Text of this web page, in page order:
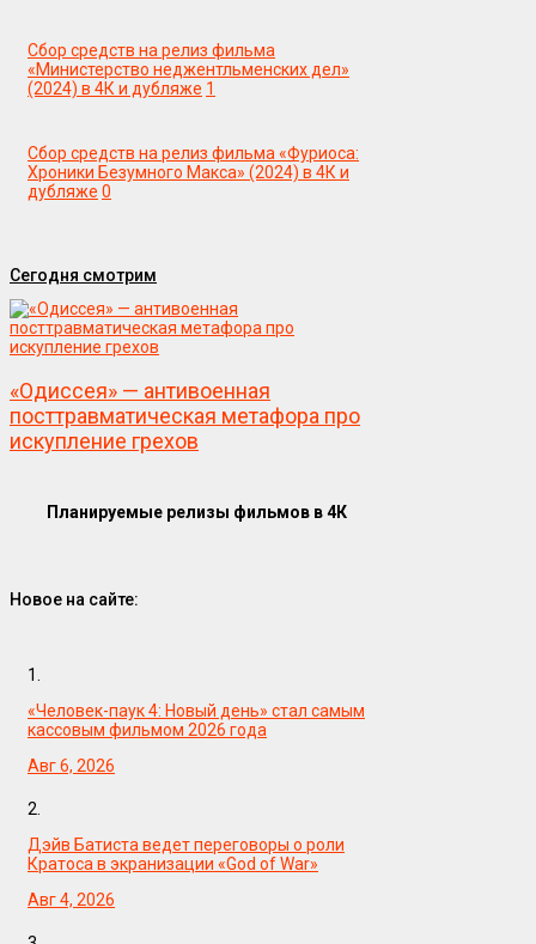
Сбор средств на релиз фильма
«Министерство неджентльменских дел»
(2024) в 4К и дубляже 1
Сбор средств на релиз фильма «Фуриоса:
Хроники Безумного Макса» (2024) в 4К и
дубляже 0
Сегодня смотрим
«Одиссея» — антивоенная
посттравматическая метафора про
искупление грехов
Планируемые релизы фильмов в 4К
Новое на сайте:
1.
«Человек-паук 4: Новый день» стал самым
кассовым фильмом 2026 года
Авг 6, 2026
2.
Дэйв Батиста ведет переговоры о роли
Кратоса в экранизации «God of War»
Авг 4, 2026